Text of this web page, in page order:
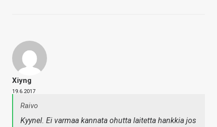
Xiyng
19.6.2017
Raivo
Kyynel. Ei varmaa kannata ohutta laitetta hankkia jos